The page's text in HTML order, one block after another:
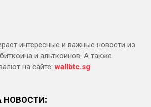
интересные и важные новости из
и альткоинов. А также
на сайте:wallbtc.sg